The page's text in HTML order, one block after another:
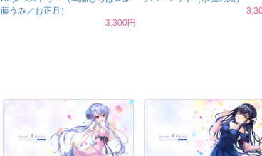
藤うみ／お正月）
3,300円